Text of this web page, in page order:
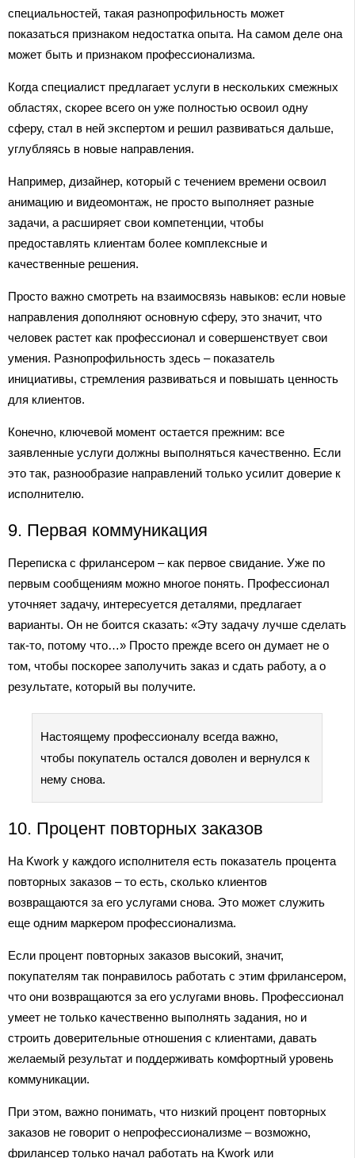
специальностей, такая разнопрофильность может
показаться признаком недостатка опыта. На самом деле она
может быть и признаком профессионализма.
Когда специалист предлагает услуги в нескольких смежных
областях, скорее всего он уже полностью освоил одну
сферу, стал в ней экспертом и решил развиваться дальше,
углубляясь в новые направления.
Например, дизайнер, который с течением времени освоил
анимацию и видеомонтаж, не просто выполняет разные
задачи, а расширяет свои компетенции, чтобы
предоставлять клиентам более комплексные и
качественные решения.
Просто важно смотреть на взаимосвязь навыков: если новые
направления дополняют основную сферу, это значит, что
человек растет как профессионал и совершенствует свои
умения. Разнопрофильность здесь – показатель
инициативы, стремления развиваться и повышать ценность
для клиентов.
Конечно, ключевой момент остается прежним: все
заявленные услуги должны выполняться качественно. Если
это так, разнообразие направлений только усилит доверие к
исполнителю.
9. Первая коммуникация
Переписка с фрилансером – как первое свидание. Уже по
первым сообщениям можно многое понять. Профессионал
уточняет задачу, интересуется деталями, предлагает
варианты. Он не боится сказать: «Эту задачу лучше сделать
так-то, потому что…» Просто прежде всего он думает не о
том, чтобы поскорее заполучить заказ и сдать работу, а о
результате, который вы получите.
Настоящему профессионалу всегда важно,
чтобы покупатель остался доволен и вернулся к
нему снова.
10. Процент повторных заказов
На Kwork у каждого исполнителя есть показатель процента
повторных заказов – то есть, сколько клиентов
возвращаются за его услугами снова. Это может служить
еще одним маркером профессионализма.
Если процент повторных заказов высокий, значит,
покупателям так понравилось работать с этим фрилансером,
что они возвращаются за его услугами вновь. Профессионал
умеет не только качественно выполнять задания, но и
строить доверительные отношения с клиентами, давать
желаемый результат и поддерживать комфортный уровень
коммуникации.
При этом, важно понимать, что низкий процент повторных
заказов не говорит о непрофессионализме – возможно,
фрилансер только начал работать на Kwork или